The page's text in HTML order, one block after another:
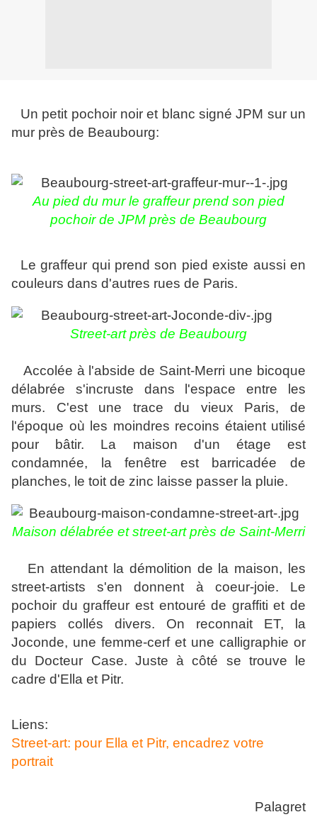
Un petit pochoir noir et blanc signé JPM sur un
mur près de Beaubourg:
Au pied du mur le graffeur prend son pied
pochoir de JPM près de Beaubourg
Le graffeur qui prend son pied existe aussi en
couleurs dans d'autres rues de Paris.
Street-art près de Beaubourg
Accolée à l'abside de Saint-Merri une bicoque
délabrée s'incruste dans l'espace entre les
murs. C'est une trace du vieux Paris, de
l'époque où les moindres recoins étaient utilisé
pour bâtir. La maison d'un étage est
condamnée,
la fenêtre est barricadée de
planches, le toit de zinc laisse passer la pluie.
Maison délabrée et street-art près de Saint-Merri
En attendant la démolition de la maison, les
street-artists s'en donnent à coeur-joie. Le
pochoir du graffeur est entouré de graffiti et de
papiers collés divers. On reconnait ET, la
Joconde, une femme-cerf et une calligraphie or
du Docteur Case. Juste à côté se trouve le
cadre d'Ella et Pitr.
Liens:
Street-art: pour Ella et Pitr, encadrez votre
portrait
Palagret